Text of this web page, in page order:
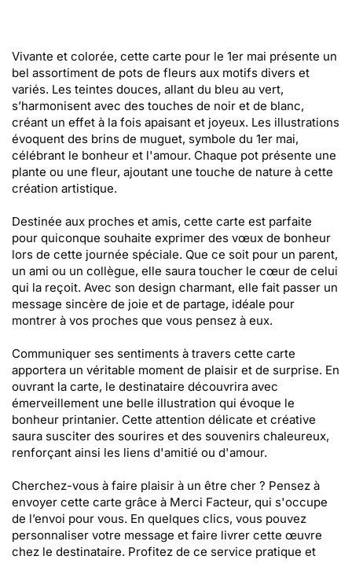
Vivante et colorée, cette carte pour le 1er mai présente un
bel assortiment de pots de fleurs aux motifs divers et
variés. Les teintes douces, allant du bleu au vert,
s’harmonisent avec des touches de noir et de blanc,
créant un effet à la fois apaisant et joyeux. Les illustrations
évoquent des brins de muguet, symbole du 1er mai,
célébrant le bonheur et l'amour. Chaque pot présente une
plante ou une fleur, ajoutant une touche de nature à cette
création artistique.
Destinée aux proches et amis, cette carte est parfaite
pour quiconque souhaite exprimer des vœux de bonheur
lors de cette journée spéciale. Que ce soit pour un parent,
un ami ou un collègue, elle saura toucher le cœur de celui
qui la reçoit. Avec son design charmant, elle fait passer un
message sincère de joie et de partage, idéale pour
montrer à vos proches que vous pensez à eux.
Communiquer ses sentiments à travers cette carte
apportera un véritable moment de plaisir et de surprise. En
ouvrant la carte, le destinataire découvrira avec
émerveillement une belle illustration qui évoque le
bonheur printanier. Cette attention délicate et créative
saura susciter des sourires et des souvenirs chaleureux,
renforçant ainsi les liens d'amitié ou d'amour.
Cherchez-vous à faire plaisir à un être cher ? Pensez à
envoyer cette carte grâce à Merci Facteur, qui s'occupe
de l’envoi pour vous. En quelques clics, vous pouvez
personnaliser votre message et faire livrer cette œuvre
chez le destinataire. Profitez de ce service pratique et